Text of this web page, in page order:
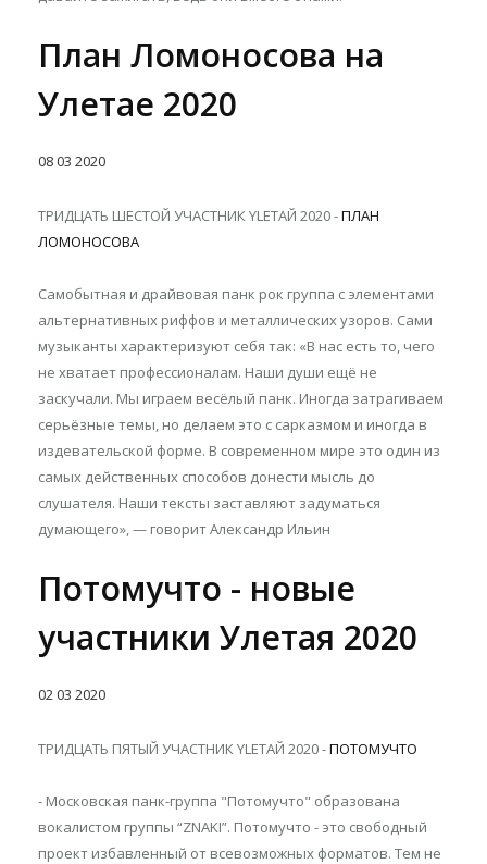
План Ломоносова на
Улетае 2020
0803 2020
ТРИДЦАТЬ ШЕСТОЙ УЧАСТНИК YLETAЙ 2020 -ПЛАН
ЛОМОНОСОВА
Самобытная и драйвовая панк рок группа с элементами
альтернативных риффов и металлических узоров. Сами
музыканты характеризуют себя так: «В нас есть то, чего
не хватает профессионалам. Наши души ещё не
заскучали. Мы играем весёлый панк. Иногда затрагиваем
серьёзные темы, но делаем это с сарказмом и иногда в
издевательской форме. В современном мире это один из
самых действенных способов донести мысль до
слушателя. Наши тексты заставляют задуматься
думающего», — говорит Александр Ильин
Потомучто - новые
участники Улетая 2020
0203 2020
ТРИДЦАТЬ ПЯТЫЙ УЧАСТНИК YLETAЙ 2020 -ПОТОМУЧТО
- Московская панк-группа "Потомучто" образована
вокалистом группы “ZNAKI”. Потомучто - это свободный
проект избавленный от всевозможных форматов. Тем не